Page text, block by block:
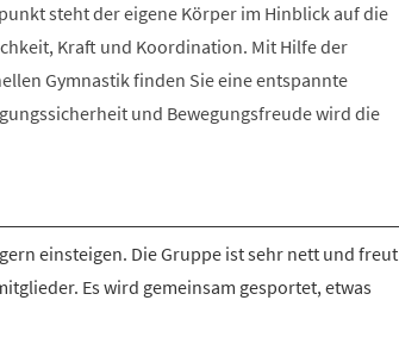
steht der eigene Körper im Hinblick auf die
Kraft und Koordination. Mit Hilfe der
Gymnastik finden Sie eine entspannte
und Bewegungsfreude wird die
einsteigen. Die Gruppe ist sehr nett und freut
Es wird gemeinsam gesportet, etwas